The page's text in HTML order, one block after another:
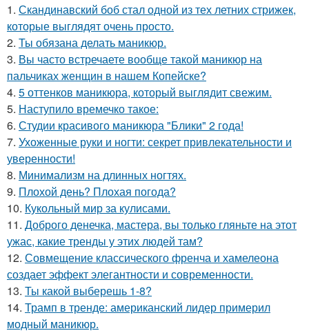
1. Скандинавский боб стал одной из тех летних стрижек,
которые выглядят очень просто.
2. Ты обязана делать маникюр.
3. Вы часто встречаете вообще такой маникюр на
пальчиках женщин в нашем Копейске?
4. 5 оттенков маникюра, который выглядит свежим.
5. Наступило времечко такое:
6. Студии красивого маникюра "Блики" 2 года!
7. Ухоженные руки и ногти: секрет привлекательности и
уверенности!
8. Минимализм на длинных ногтях.
9. Плохой день? Плохая погода?
10. Кукольный мир за кулисами.
11. Доброго денечка, мастера, вы только гляньте на этот
ужас, какие тренды у этих людей там?
12. Совмещение классического френча и хамелеона
создает эффект элегантности и современности.
13. Ты какой выберешь 1-8?
14. Трамп в тренде: американский лидер примерил
модный маникюр.